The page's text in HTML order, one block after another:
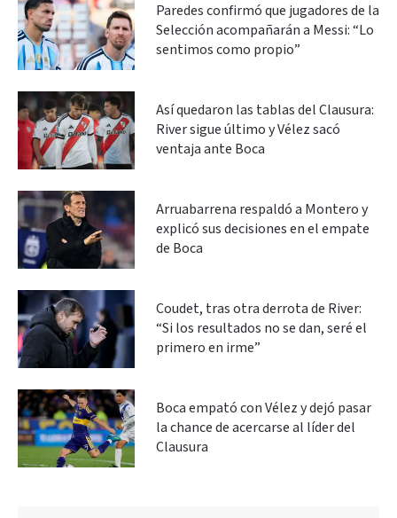
Paredes confirmó que jugadores de la
Selección acompañarán a Messi: “Lo
sentimos como propio”
Así quedaron las tablas del Clausura:
River sigue último y Vélez sacó
ventaja ante Boca
Arruabarrena respaldó a Montero y
explicó sus decisiones en el empate
de Boca
Coudet, tras otra derrota de River:
“Si los resultados no se dan, seré el
primero en irme”
Boca empató con Vélez y dejó pasar
la chance de acercarse al líder del
Clausura